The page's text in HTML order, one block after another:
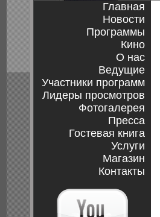
Главная
Новости
Программы
Кино
О нас
Ведущие
Участники программ
Лидеры просмотров
Фотогалерея
Пресса
Гостевая книга
Услуги
Магазин
Контакты